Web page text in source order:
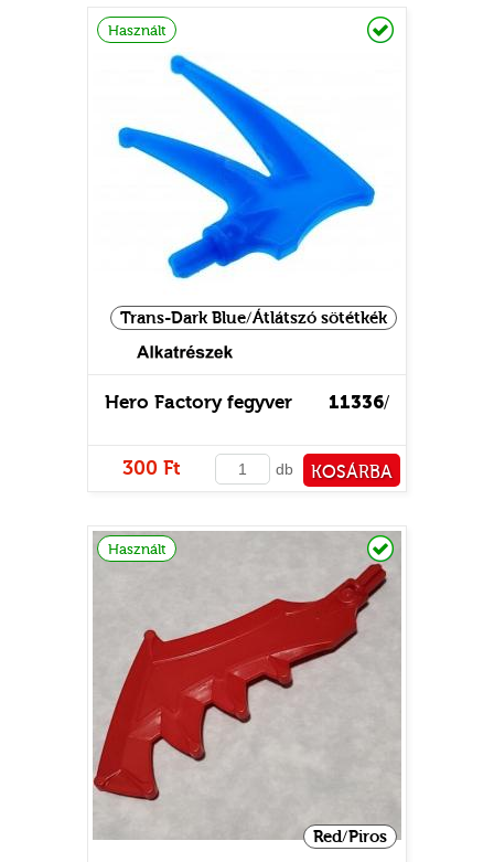
Használt
Trans-Dark Blue/Átlátszó sötétkék
11336/
Hero Factory fegyver
300 Ft db KOSÁRBA
Használt
Red/Piros